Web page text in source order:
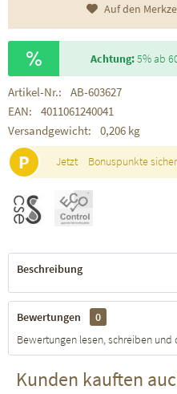
Auf den
Achtung:5% ab
Artikel-Nr.:
AB-603627
EAN:
4011061240041
Versandgewicht:
0,206 kg
P Jetzt Bonuspunkte
Beschreibung
Bewertungen
0
Bewertungen lesen, schreiben und
Kunden kauften